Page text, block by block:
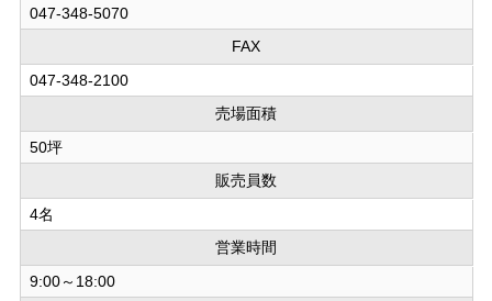
047-348-5070
FAX
047-348-2100
売場面積
50坪
販売員数
4名
営業時間
9:00～18:00